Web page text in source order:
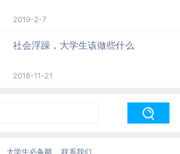
2019-2-7
社会浮躁，大学生该做些什么
2018-11-21
大学生必备网 联系我们